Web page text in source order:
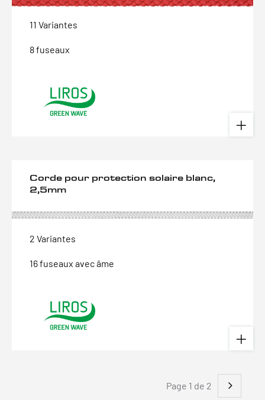
11 Variantes
8 fuseaux
Corde pour protection solaire blanc,
2,5mm
2 Variantes
16 fuseaux avec âme
Page 1 de 2